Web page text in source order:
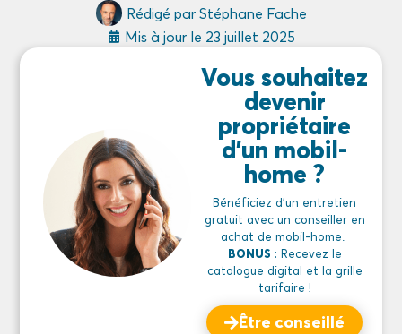
Rédigé par Stéphane Fache
Mis à jour le 23 juillet 2025
Vous souhaitez
devenir
propriétaire
d'un mobil-
home ?
Bénéficiez d’un entretien
gratuit avec un conseiller en
achat de mobil-home.
BONUS : Recevez le
catalogue digital et la grille
tarifaire !
Être conseillé